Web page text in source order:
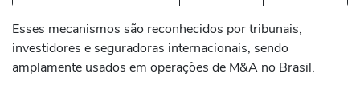
Esses mecanismos são reconhecidos por tribunais,
investidores e seguradoras internacionais, sendo
amplamente usados em operações de M&A no Brasil.